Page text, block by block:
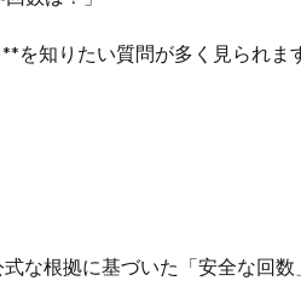
を知りたい質問が多く見られま
な根拠に基づいた「安全な回数